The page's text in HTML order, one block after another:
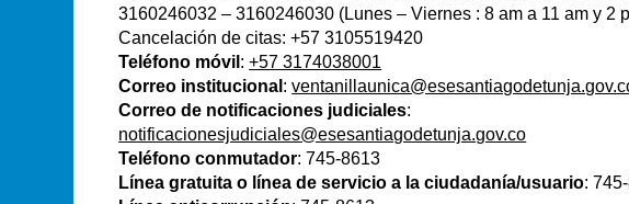
3160246032 – 3160246030 (Lunes – Viernes : 8 am a 11 am y 2
Cancelación de citas: +57 3105519420
Teléfono móvil :+57 3174038001
Correo institucional :
Correo de notificaciones judiciales:
notificacionesjudiciales@esesantiagodetunja.gov.co
Teléfono conmutador: 745-8613
Línea gratuita o línea de servicio a la ciudadanía/usuario: